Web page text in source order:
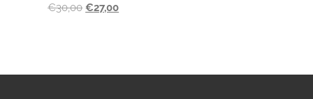
€30,00 €27,00